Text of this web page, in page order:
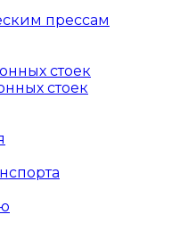
прессам
стоек
стоек